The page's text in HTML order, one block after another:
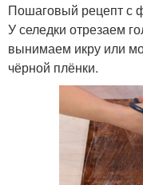
Пошаговый рецепт с
У селедки отрезаем
вынимаем икру или
чёрной плёнки.